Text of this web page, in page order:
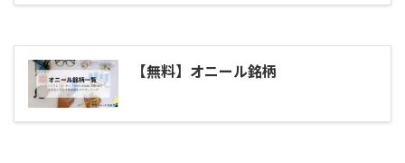
【無料】オニール銘柄